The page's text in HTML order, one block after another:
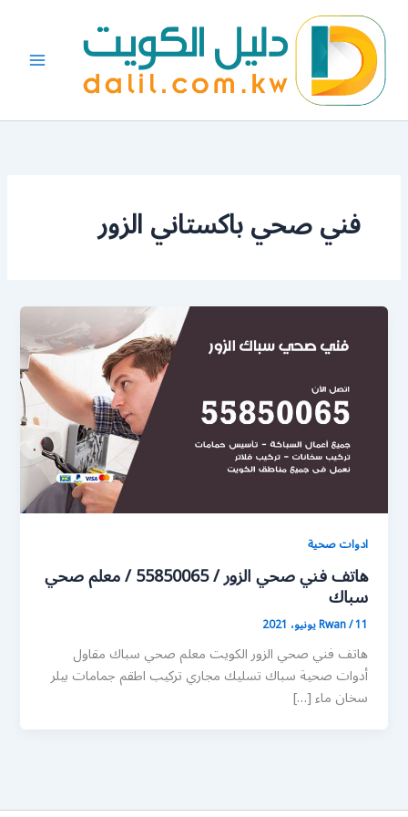
المحتوى
فني صحي باكستاني الزور
ادوات صحية
هاتف فني صحي الزور / 55850065 / معلم صحي
سباك
Rwan/11 يونيو، 2021
هاتف فني صحي الزور الكويت معلم صحي سباك مقاول
أدوات صحية سباك تسليك مجاري تركيب اطقم جمامات بيلر
سخان ماء […]